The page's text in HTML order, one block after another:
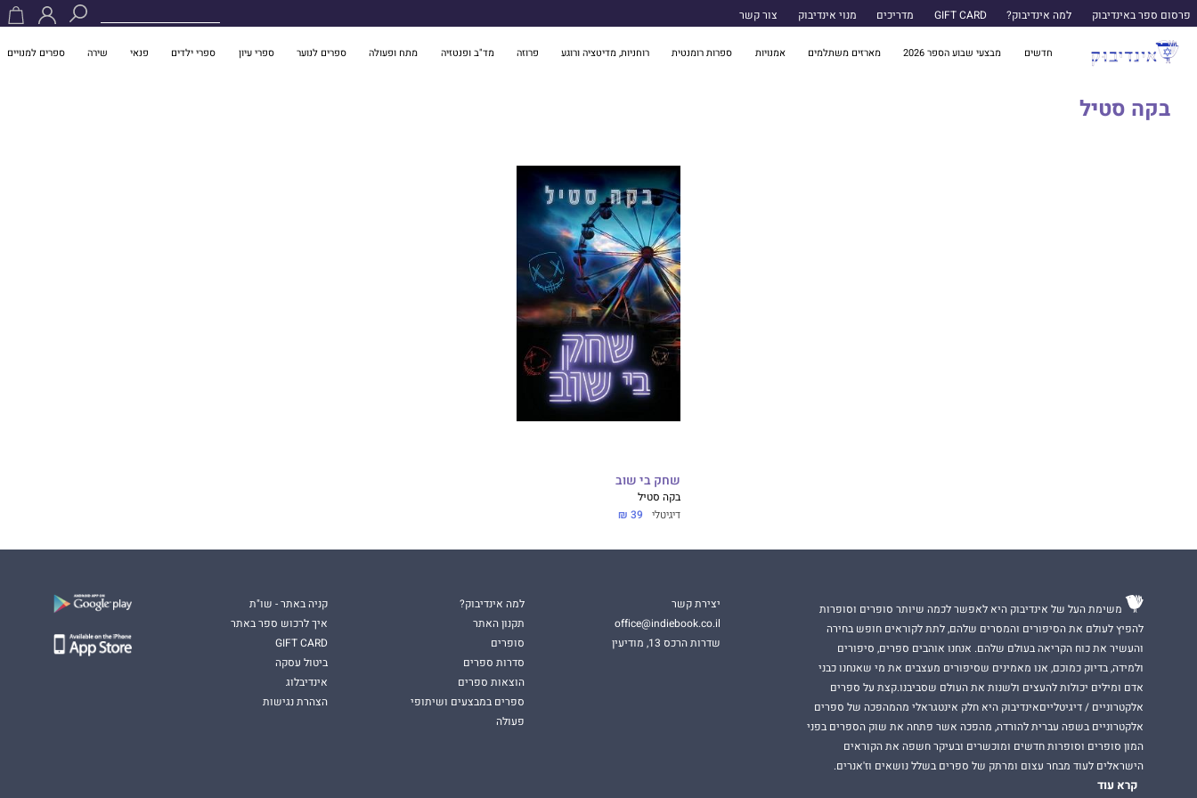
פרסום ספר באינדיבוק למה אינדיבוק? GIFT CARD מדריכים מנוי אינדיבוק צור קשר
חדשים מבצעי שבוע הספר 2026 מארזים משתלמים אמנויות ספרות רומנטית רוחניות, מדיטציה ורוגע פרוזה מד"ב ופנטזיה מתח ופעולה ספרים לנוער ספרי עיון ספרי ילדים פנאי שירה ספרים למנויים
בקה סטיל
שחק בי שוב
בקה סטיל
דיגיטלי 39 ₪
משימת העל של אינדיבוק היא לאפשר לכמה שיותר סופרים וסופרות
להפיץ לעולם את הסיפורים והמסרים שלהם, לתת לקוראים חופש בחירה
והעשיר את כוח הקריאה בעולם שלהם. אנחנו אוהבים ספרים, סיפורים
ולמידה, בדיוק כמוכם, אנו מאמינים שסיפורים מעצבים את מי שאנחנו כבני
אדם ומילים יכולות להעצים ולשנות את העולם שסביבנו.קצת על ספרים
אלקטרוניים / דיגיטלייםאינדיבוק היא חלק אינטגראלי מהמהפכה של ספרים
אלקטרוניים בשפה עברית להורדה, מהפכה אשר פתחה את שוק הספרים בפני
המון סופרים וסופרות חדשים ומוכשרים ובעיקר חשפה את הקוראים
הישראלים לעוד מבחר עצום ומרתק של ספרים בשלל נושאים וז'אנרים.
קרא עוד
יצירת קשר
office@indiebook.co.il
שדרות הרכס 13, מודיעין
למה אינדיבוק?
תקנון האתר
סופרים
סדרות ספרים
הוצאות ספרים
ספרים במבצעים ושיתופי
פעולה
קניה באתר - שו"ת
איך לרכוש ספר באתר
GIFT CARD
ביטול עסקה
אינדיבלוג
הצהרת נגישות